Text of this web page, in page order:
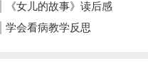
《女儿的故事》读后感
学会看病教学反思